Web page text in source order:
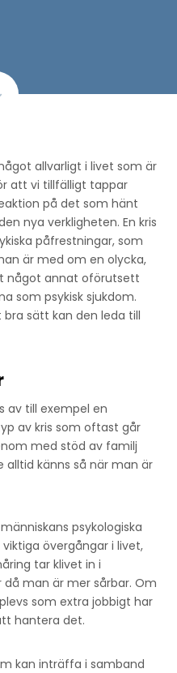
allvarligt i livet som är
att vi tillfälligt tappar
på det som hänt
nya verkligheten. En kris
påfrestningar, som
är med om en olycka,
något annat oförutsett
som psykisk sjukdom.
sätt kan den leda till
av till exempel en
av kris som oftast går
med stöd av familj
känns så när man är
psykologiska
övergångar i livet,
tar klivet in i
man är mer sårbar. Om
som extra jobbigt har
hantera det.
kan inträffa i samband